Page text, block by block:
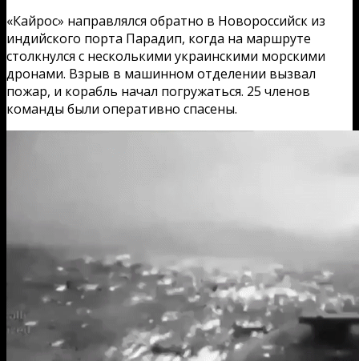
«Кайрос» направлялся обратно в Новороссийск из
индийского порта Парадип, когда на маршруте
столкнулся с несколькими украинскими морскими
дронами. Взрыв в машинном отделении вызвал
пожар, и корабль начал погружаться. 25 членов
команды были оперативно спасены.